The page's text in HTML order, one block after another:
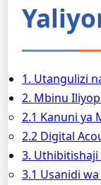
1. Utangulizi
2. Mbinu
2.1 Kanuni ya
2.2 Digital
3.
3.1 Usanidi